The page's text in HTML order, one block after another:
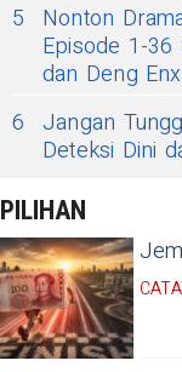
5
Nonton
Episode 1-36
dan Deng
6 Jangan
Deteksi Dini
PILIHAN